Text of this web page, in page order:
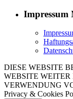
Impressum
DIESE WEBSITE
WEBSITE
VERWENDUNG
Privacy & Cookies